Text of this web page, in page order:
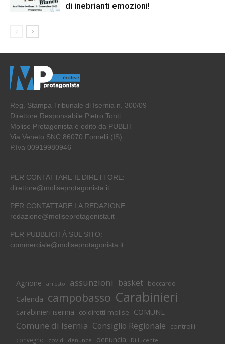
di inebrianti emozioni!
Reg. Stampa Tribunale di Isernia n. 300/09
Direttore Responsabile Pietro Tonti
Molise Protagonista è edito da PUBLIT
Via Veneto SNC 86070 Fornelli (IS)
P.Iva 00919980946
PER CONTATTARE IL DIRETTORE:
direttore@moliseprotagonista.it
PER CONTATTARE LA REDAZIONE:
redazione@moliseprotagonista.it
PER PUBBLICITÀ SUL SITO:
commerciale@moliseprotagonista.it
Agnone arresto assunzioni basket boccardo
Calenda campobasso Carabinieri
carabinieri isernia coldiretti molise COMUNE
Comune di Isernia Consiglio Regionale controlli
convegno covid denunce denuncia Di lucente